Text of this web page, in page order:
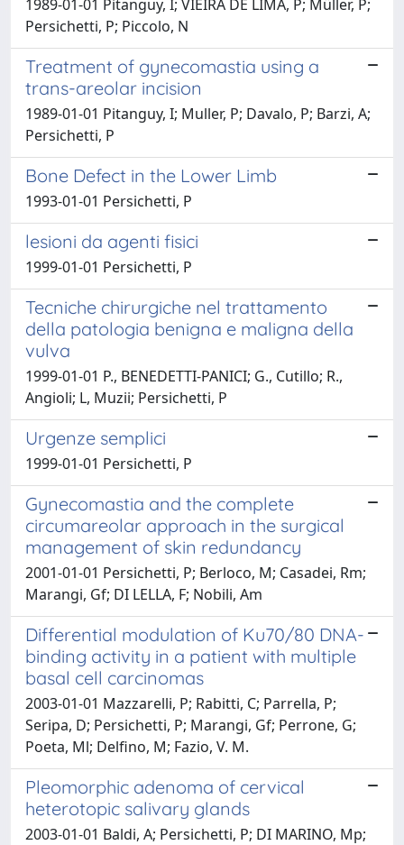
1989-01-01 Pitanguy, I; VIEIRA DE LIMA, P; Müller, P;
Persichetti, P; Piccolo, N
Treatment of gynecomastia using a
trans-areolar incision
1989-01-01 Pitanguy, I; Muller, P; Davalo, P; Barzi, A;
Persichetti, P
Bone Defect in the Lower Limb
1993-01-01 Persichetti, P
lesioni da agenti fisici
1999-01-01 Persichetti, P
Tecniche chirurgiche nel trattamento
della patologia benigna e maligna della
vulva
1999-01-01 P., BENEDETTI-PANICI; G., Cutillo; R.,
Angioli; L, Muzii; Persichetti, P
Urgenze semplici
1999-01-01 Persichetti, P
Gynecomastia and the complete
circumareolar approach in the surgical
management of skin redundancy
2001-01-01 Persichetti, P; Berloco, M; Casadei, Rm;
Marangi, Gf; DI LELLA, F; Nobili, Am
Differential modulation of Ku70/80 DNA-
binding activity in a patient with multiple
basal cell carcinomas
2003-01-01 Mazzarelli, P; Rabitti, C; Parrella, P;
Seripa, D; Persichetti, P; Marangi, Gf; Perrone, G;
Poeta, Ml; Delfino, M; Fazio, V. M.
Pleomorphic adenoma of cervical
heterotopic salivary glands
2003-01-01 Baldi, A; Persichetti, P; DI MARINO, Mp;